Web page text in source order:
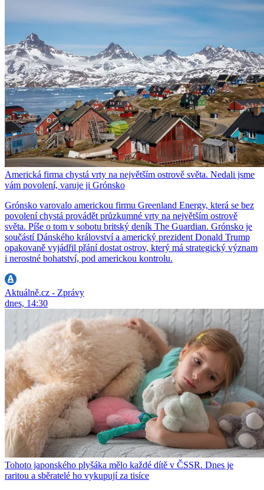
Americká firma chystá vrty na největším ostrově světa. Nedali jsme
vám povolení, varuje ji Grónsko
Grónsko varovalo americkou firmu Greenland Energy, která se bez
povolení chystá provádět průzkumné vrty na největším ostrově
světa. Píše o tom v sobotu britský deník The Guardian. Grónsko je
součástí Dánského království a americký prezident Donald Trump
opakovaně vyjádřil přání dostat ostrov, který má strategický význam
i nerostné bohatství, pod americkou kontrolu.
Aktuálně.cz - Zprávy
dnes, 14:30
Tohoto japonského plyšáka mělo každé dítě v ČSSR. Dnes je
raritou a sběratelé ho vykupují za tisíce